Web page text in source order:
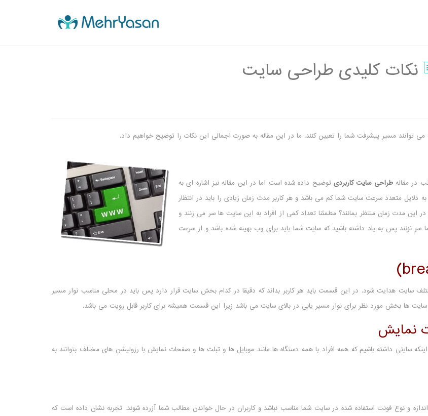
نکات کلیدی طراحی سایت
توانند مسیر پیشرفت شما را تعیین کنند. ما در این مقاله به صورت اجمالی این نکات را توضیح خواهیم داد.
در مقالهطراحی سایت کاربردی توضیح داده شده است اما در این مقاله نیز اشاره ای به
به دلایل متعدد سرعت سایت شما کم می باشد و هر کاربر مدت زمان زیادی را باید در انتظار
این مدت زمان منتظر بمانند؟ مطمئنا تعداد کمی از افراد به این سایت ها سر می زنند و
نزنند پس به یاد داشته باشید که سایت شما باید برای وب بهینه شده باشد و از سرعت
سایت هدایت شود. در این قسمت باید هر کاربر بداند که دقیقا در کدام بخش سایت قرار دارد پس باید در محلی مناسب نوار مسیر
سایت ها بخش مورد نظر برای نوار مسیر یابی در بالای سایت می باشد زیرا این قسمت همیشه برای کاربر قابل رویت می باشد.
نمایش
سایتی داشته باشیم که همه افراد با همه دستگاه ها مانند موبایل ها و تبلت ها و صفحات نمایش با رزولیشن های مختلف بتوانند به
و نوع فونت استفاده شده در سایت شما مناسب نباشد و کاربران در حال خواندن مطالب شما آزرده شوند. تجربه نشان داده است که